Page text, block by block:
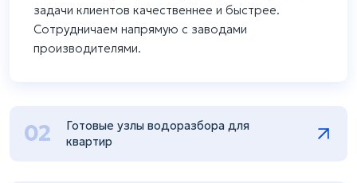
задачи клиентов качественнее и быстрее.
Сотрудничаем напрямую с заводами
производителями.
02
Готовые узлы водоразбора для
квартир